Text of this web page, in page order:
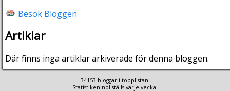
Besök Bloggen
Artiklar
Där finns inga artiklar arkiverade för denna bloggen.
34153 bloggar i topplistan.
Statistiken nollställs varje vecka.